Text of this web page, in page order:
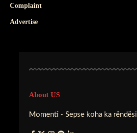
Complaint
Advertise
About US
Momenti - Sepse koha ka rëndësi